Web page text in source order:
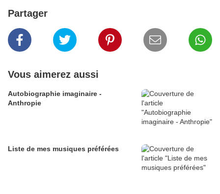
Partager
Vous aimerez aussi
Autobiographie imaginaire -
Anthropie
Liste de mes musiques préférées